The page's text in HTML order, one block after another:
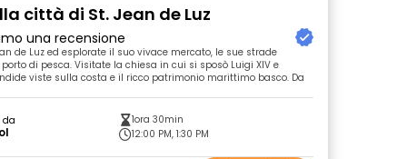
città di St. Jean de Luz
una recensione
de Luz ed esplorate il suo vivace mercato, le sue strade
di pesca. Visitate la chiesa in cui si sposò Luigi XIV e
viste sulla costa e il ricco patrimonio marittimo basco. Da
da
1ora 30min
12:00 PM, 1:30 PM